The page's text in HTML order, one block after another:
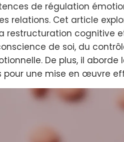
de régulation
relations. Cet article
restructuration cognitive
de soi, du
De plus, il
pour une mise en œuvre